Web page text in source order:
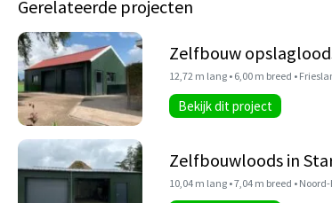
Gerelateerde projecten
Zelfbouw
12,72 m lang • 6,00 m breed •
Bekijk dit project
Zelfbouwloods in
10,04 m lang • 7,04 m breed •